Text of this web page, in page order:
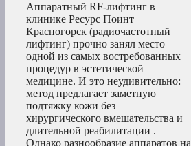
Аппаратный RF-лифтинг в
клинике Ресурс Поинт
Красногорск (радиочастотный
лифтинг) прочно занял место
одной из самых востребованных
процедур в эстетической
медицине. И это неудивительно:
метод предлагает заметную
подтяжку кожи без
хирургического вмешательства и
длительной реабилитации .
Однако разнообразие аппаратов на